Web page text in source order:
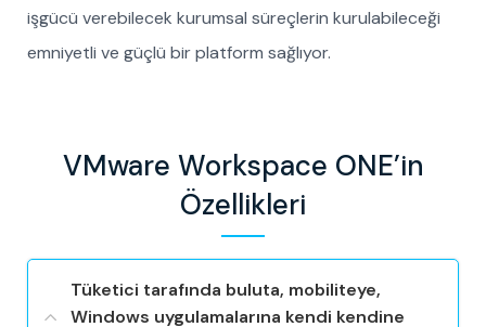
işgücü verebilecek kurumsal süreçlerin kurulabileceği
emniyetli ve güçlü bir platform sağlıyor.
VMware Workspace ONE’in
Özellikleri
Tüketici tarafında buluta, mobiliteye,
Windows uygulamalarına kendi kendine